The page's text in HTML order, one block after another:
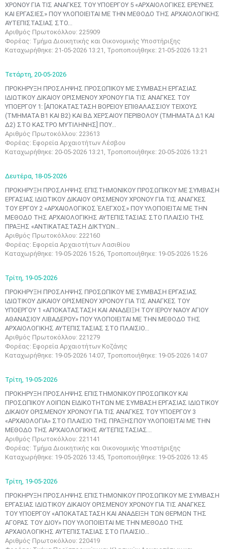
ΧΡΟΝΟΥ ΓΙΑ ΤΙΣ ΑΝΑΓΚΕΣ ΤΟΥ ΥΠΟΕΡΓΟΥ 5 «ΑΡΧΑΙΟΛΟΓΙΚΕΣ ΕΡΕΥΝΕΣ
ΚΑΙ ΕΡΓΑΣΙΕΣ» ΠΟΥ ΥΛΟΠΟΙΕΙΤΑΙ ΜΕ ΤΗΝ ΜΕΘΟΔΟ ΤΗΣ ΑΡΧΑΙΟΛΟΓΙΚΗΣ
ΑΥΤΕΠΙΣΤΑΣΙΑΣ ΣΤΟ...
Αριθμός Πρωτοκόλλου: 225909
Φορέας: Τμήμα Διοικητικής και Οικονομικής Υποστήριξης
Καταχωρήθηκε: 21-05-2026 13:21, Τροποποιήθηκε: 21-05-2026 13:21
Τετάρτη, 20-05-2026
ΠΡΟΚΗΡΥΞΗ ΠΡΟΣΛΗΨΗΣ ΠΡΟΣΩΠΙΚΟΥ ΜΕ ΣΥΜΒΑΣΗ ΕΡΓΑΣΙΑΣ
ΙΔΙΩΤΙΚΟΥ ΔΙΚΑΙΟΥ ΟΡΙΣΜΕΝΟΥ ΧΡΟΝΟΥ ΓΙΑ ΤΙΣ ΑΝΑΓΚΕΣ ΤΟΥ
ΥΠΟΕΡΓΟΥ 1: [ΑΠΟΚΑΤΑΣΤΑΣΗ ΒΟΡΕΙΟΥ ΕΠΙΘΑΛΑΣΣΙΟΥ ΤΕΙΧΟΥΣ
(ΤΜΗΜΑΤΑ Β1 ΚΑΙ Β2) ΚΑΙ ΒΔ ΧΕΡΣΑΙΟΥ ΠΕΡΙΒΟΛΟΥ (ΤΜΗΜΑΤΑ Δ1 ΚΑΙ
Δ2) ΣΤΟ ΚΑΣΤΡΟ ΜΥΤΙΛΗΝΗΣ] ΠΟΥ...
Αριθμός Πρωτοκόλλου: 223613
Φορέας: Εφορεία Αρχαιοτήτων Λέσβου
Καταχωρήθηκε: 20-05-2026 13:21, Τροποποιήθηκε: 20-05-2026 13:21
Δευτέρα, 18-05-2026
ΠΡΟΚΗΡΥΞΗ ΠΡΟΣΛΗΨΗΣ ΕΠΙΣΤΗΜΟΝΙΚΟΥ ΠΡΟΣΩΠΙΚΟΥ ΜΕ ΣΥΜΒΑΣΗ
ΕΡΓΑΣΙΑΣ ΙΔΙΩΤΙΚΟΥ ΔΙΚΑΙΟΥ ΟΡΙΣΜΕΝΟΥ ΧΡΟΝΟΥ ΓΙΑ ΤΙΣ ΑΝΑΓΚΕΣ
ΤΟΥ ΕΡΓΟΥ 2 «ΑΡΧΑΙΟΛΟΓΙΚΟΣ ΈΛΕΓΧΟΣ» ΠΟΥ ΥΛΟΠΟΙΕΙΤΑΙ ΜΕ ΤΗΝ
ΜΕΘΟΔΟ ΤΗΣ ΑΡΧΑΙΟΛΟΓΙΚΗΣ ΑΥΤΕΠΙΣΤΑΣΙΑΣ ΣΤΟ ΠΛΑΙΣΙΟ ΤΗΣ
ΠΡΑΞΗΣ «ΑΝΤΙΚΑΤΑΣΤΑΣΗ ΔΙΚΤΥΩΝ...
Αριθμός Πρωτοκόλλου: 222160
Φορέας: Εφορεία Αρχαιοτήτων Λασιθίου
Καταχωρήθηκε: 19-05-2026 15:26, Τροποποιήθηκε: 19-05-2026 15:26
Τρίτη, 19-05-2026
ΠΡΟΚΗΡΥΞΗ ΠΡΟΣΛΗΨΗΣ ΠΡΟΣΩΠΙΚΟΥ ΜΕ ΣΥΜΒΑΣΗ ΕΡΓΑΣΙΑΣ
ΙΔΙΩΤΙΚΟΥ ΔΙΚΑΙΟΥ ΟΡΙΣΜΕΝΟΥ ΧΡΟΝΟΥ ΓΙΑ ΤΙΣ ΑΝΑΓΚΕΣ ΤΟΥ
ΥΠΟΕΡΓΟΥ 1 «ΑΠΟΚΑΤΑΣΤΑΣΗ ΚΑΙ ΑΝΑΔΕΙΞΗ ΤΟΥ ΙΕΡΟΥ ΝΑΟΥ ΑΓΙΟΥ
ΑΘΑΝΑΣΙΟΥ ΛΙΒΑΔΕΡΟΥ» ΠΟΥ ΥΛΟΠΟΙΕΙΤΑΙ ΜΕ ΤΗΝ ΜΕΘΟΔΟ ΤΗΣ
ΑΡΧΑΙΟΛΟΓΙΚΗΣ ΑΥΤΕΠΙΣΤΑΣΙΑΣ ΣΤΟ ΠΛΑΙΣΙΟ...
Αριθμός Πρωτοκόλλου: 221279
Φορέας: Εφορεία Αρχαιοτήτων Κοζάνης
Καταχωρήθηκε: 19-05-2026 14:07, Τροποποιήθηκε: 19-05-2026 14:07
Τρίτη, 19-05-2026
ΠΡΟΚΗΡΥΞΗ ΠΡΟΣΛΗΨΗΣ ΕΠΙΣΤΗΜΟΝΙΚΟΥ ΠΡΟΣΩΠΙΚΟΥ ΚΑΙ
ΠΡΟΣΩΠΙΚΟΥ ΛΟΙΠΩΝ EΙΔΙΚΟΤΗΤΩΝ ΜΕ ΣΥΜΒΑΣΗ ΕΡΓΑΣΙΑΣ ΙΔΙΩΤΙΚΟΥ
ΔΙΚΑΙΟΥ ΟΡΙΣΜΕΝΟΥ ΧΡΟΝΟΥ ΓΙΑ ΤΙΣ ΑΝΑΓΚΕΣ ΤΟΥ ΥΠΟΕΡΓΟΥ 3
«ΑΡΧΑΙΟΛΟΓΙΑ» ΣΤΟ ΠΛΑΙΣΙΟ ΤΗΣ ΠΡΑΞΗΣΠΟΥ ΥΛΟΠΟΙΕΙΤΑΙ ΜΕ ΤΗΝ
ΜΕΘΟΔΟ ΤΗΣ ΑΡΧΑΙΟΛΟΓΙΚΗΣ ΑΥΤΕΠΙΣΤΑΣΙΑΣ...
Αριθμός Πρωτοκόλλου: 221141
Φορέας: Τμήμα Διοικητικής και Οικονομικής Υποστήριξης
Καταχωρήθηκε: 19-05-2026 13:45, Τροποποιήθηκε: 19-05-2026 13:45
Τρίτη, 19-05-2026
ΠΡΟΚΗΡΥΞΗ ΠΡΟΣΛΗΨΗΣ ΕΠΙΣΤΗΜΟΝΙΚΟΥ ΠΡΟΣΩΠΙΚΟΥ ΜΕ ΣΥΜΒΑΣΗ
ΕΡΓΑΣΙΑΣ ΙΔΙΩΤΙΚΟΥ ΔΙΚΑΙΟΥ ΟΡΙΣΜΕΝΟΥ ΧΡΟΝΟΥ ΓΙΑ ΤΙΣ ΑΝΑΓΚΕΣ
ΤΟΥ ΥΠΟΕΡΓΟΥ «ΑΠΟΚΑΤΑΣΤΑΣΗ ΚΑΙ ΑΝΑΔΕΙΞΗ ΤΩΝ ΘΕΡΜΩΝ ΤΗΣ
ΑΓΟΡΑΣ ΤΟΥ ΔΙΟΥ» ΠΟΥ ΥΛΟΠΟΙΕΙΤΑΙ ΜΕ ΤΗΝ ΜΕΘΟΔΟ ΤΗΣ
ΑΡΧΑΙΟΛΟΓΙΚΗΣ ΑΥΤΕΠΙΣΤΑΣΙΑΣ ΣΤΟ ΠΛΑΙΣΙΟ...
Αριθμός Πρωτοκόλλου: 220419